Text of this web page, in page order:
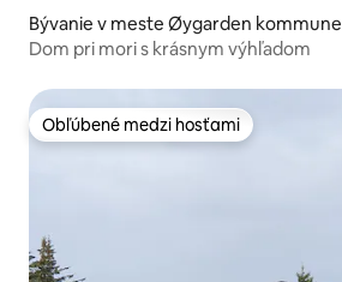
Bývanie v meste Øygarden kommune
Dom pri mori s krásnym výhľadom
Obľúbené medzi hosťami
Obľúbené medzi hosťami